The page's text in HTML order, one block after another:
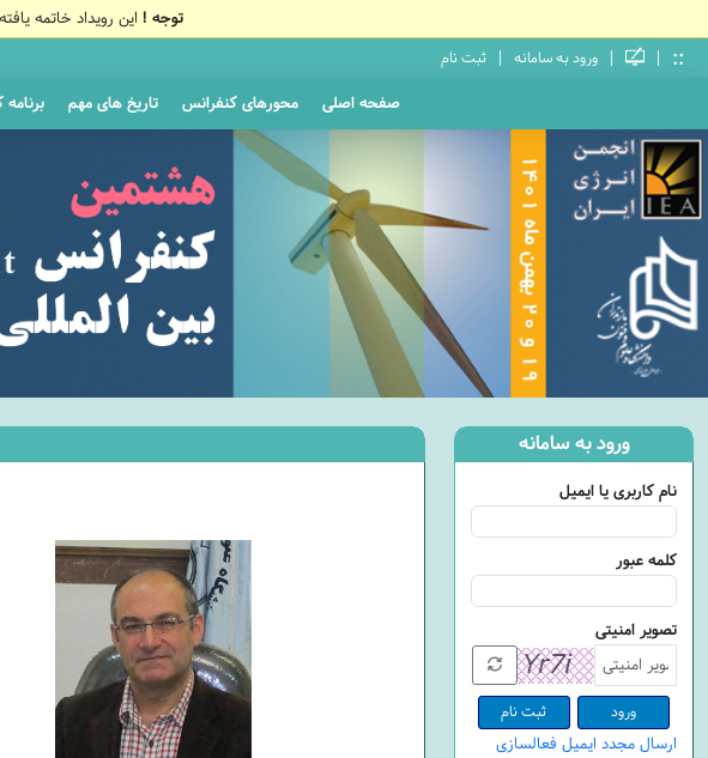
توجه ! این رویداد خاتمه
::
|
| ورود به سامانه | ثبت نام
صفحه اصلی محورهای کنفرانس تاریخ های مهم
ورود به سامانه
نام کاربری یا ایمیل
کلمه عبور
تصویر امنیتی
ثبت نام
ارسال مجدد ایمیل فعالسازی